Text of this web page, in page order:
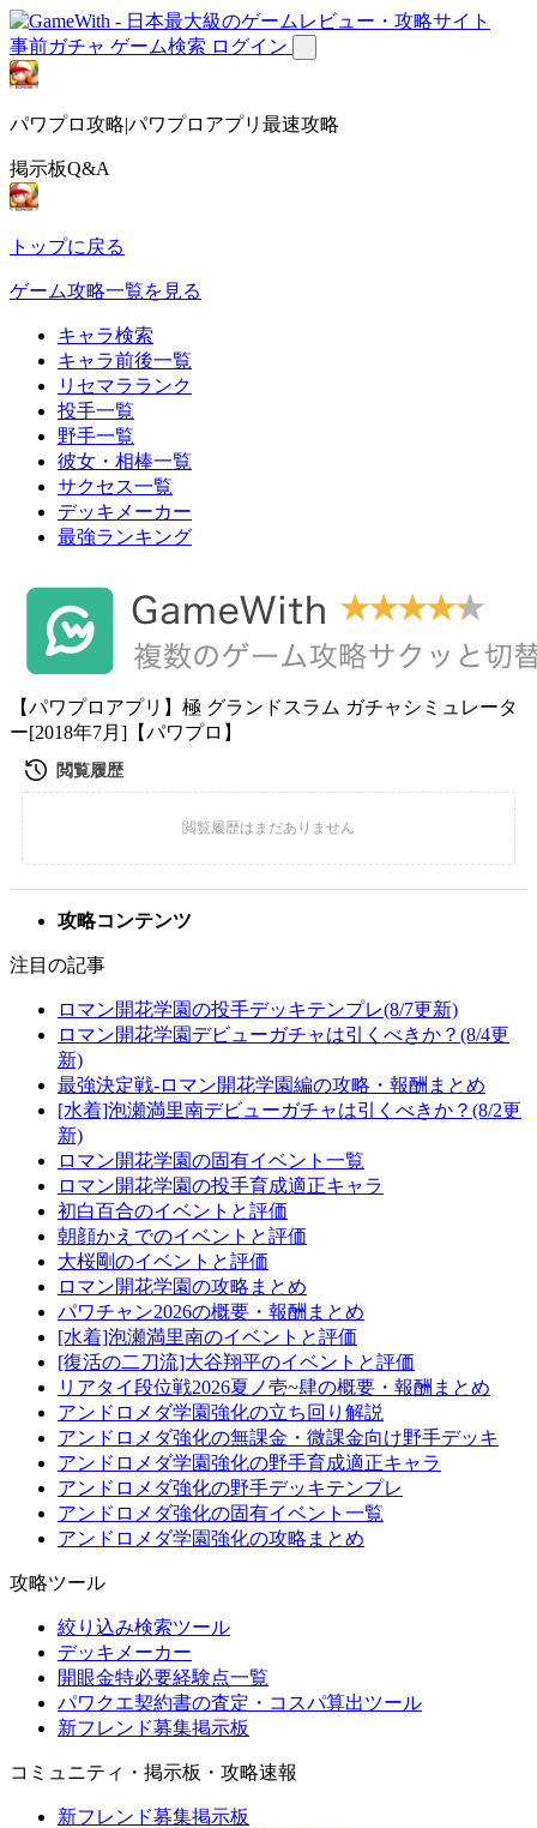
事前ガチャ ゲーム検索 ログイン
パワプロ攻略|パワプロアプリ最速攻略
掲示板Q&A
トップに戻る
ゲーム攻略一覧を見る
キャラ検索
キャラ前後一覧
リセマラランク
投手一覧
野手一覧
彼女・相棒一覧
サクセス一覧
デッキメーカー
最強ランキング
【パワプロアプリ】極 グランドスラム ガチャシミュレータ
ー[2018年7月]【パワプロ】
攻略コンテンツ
注目の記事
ロマン開花学園の投手デッキテンプレ(8/7更新)
ロマン開花学園デビューガチャは引くべきか？(8/4更
新)
最強決定戦-ロマン開花学園編の攻略・報酬まとめ
[水着]泡瀬満里南デビューガチャは引くべきか？(8/2更
新)
ロマン開花学園の固有イベント一覧
ロマン開花学園の投手育成適正キャラ
初白百合のイベントと評価
朝顔かえでのイベントと評価
大桜剛のイベントと評価
ロマン開花学園の攻略まとめ
パワチャン2026の概要・報酬まとめ
[水着]泡瀬満里南のイベントと評価
[復活の二刀流]大谷翔平のイベントと評価
リアタイ段位戦2026夏ノ壱~肆の概要・報酬まとめ
アンドロメダ学園強化の立ち回り解説
アンドロメダ強化の無課金・微課金向け野手デッキ
アンドロメダ学園強化の野手育成適正キャラ
アンドロメダ強化の野手デッキテンプレ
アンドロメダ強化の固有イベント一覧
アンドロメダ学園強化の攻略まとめ
攻略ツール
絞り込み検索ツール
デッキメーカー
開眼金特必要経験点一覧
パワクエ契約書の査定・コスパ算出ツール
新フレンド募集掲示板
コミュニティ・掲示板・攻略速報
新フレンド募集掲示板